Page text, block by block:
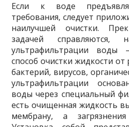
Если к воде
требования, следует
наилучшей очистки.
задачей справляются,
ультрафильтрации
способ очистки жидкости
бактерий, вирусов,
ультрафильтрации
воды через специальный
есть очищенная жидкость
мембрану, а